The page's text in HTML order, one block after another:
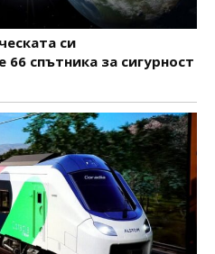
си
спътника за сигурност